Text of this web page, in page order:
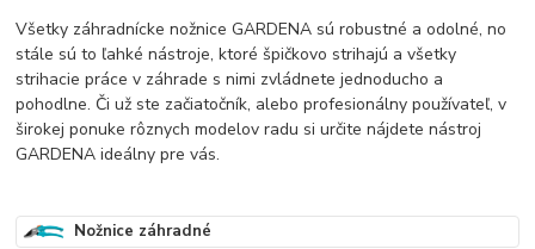
Všetky záhradnícke nožnice GARDENA sú robustné a odolné, no
stále sú to ľahké nástroje, ktoré špičkovo strihajú a všetky
strihacie práce v záhrade s nimi zvládnete jednoducho a
pohodlne. Či už ste začiatočník, alebo profesionálny používateľ, v
širokej ponuke rôznych modelov radu si určite nájdete nástroj
GARDENA ideálny pre vás.
Nožnice záhradné